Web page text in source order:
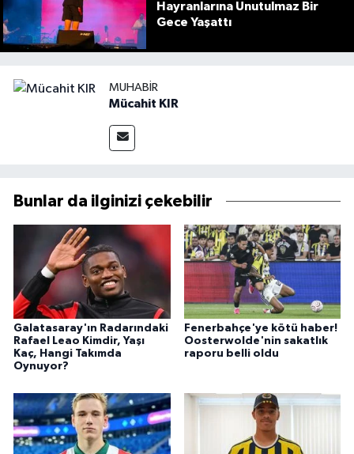
Hayranlarına Unutulmaz Bir
Gece Yaşattı
MUHABIR
Mücahit KIR
Bunlar da ilginizi çekebilir
Galatasaray'ın Radarındaki
Rafael Leao Kimdir, Yaşı
Kaç, Hangi Takımda
Oynuyor?
Fenerbahçe'ye kötü haber!
Oosterwolde'nin sakatlık
raporu belli oldu